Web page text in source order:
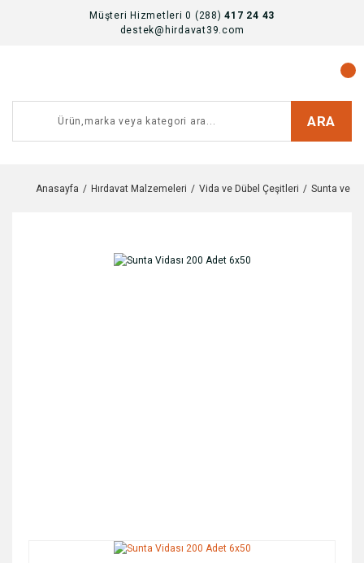
Müşteri Hizmetleri 0 (288)417 24 43
destek@hirdavat39.com
ARA
Anasayfa Hırdavat Malzemeleri Vida ve Dübel Çeşitleri Sunta ve